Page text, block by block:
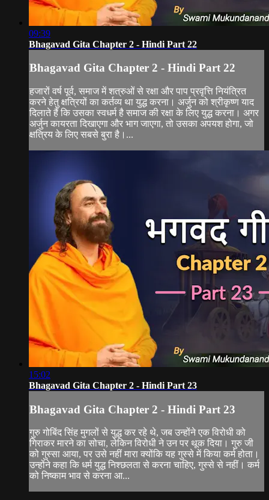
09:39
Bhagavad Gita Chapter 2 - Hindi Part 22
Bhagavad Gita Chapter 2 - Hindi Part 22
हजारों वर्ष पूर्व, समाज में शत्रुओं से रक्षा और पाप प्रवृत्ति नियंत्रित
करने हेतु क्षत्रियों का कर्तव्य था युद्ध करना। अर्जुन को श्रीकृष्ण याद
दिलाते हैं कि उसका स्वधर्म है समाज की रक्षा के लिए युद्ध करना। अगर
अर्जुन कायरता दिखाएगा और भाग जाएगा, तो उसका अपयश होगा, जो
क्षत्रिय के लिए सबसे बुरा है।...
15:02
Bhagavad Gita Chapter 2 - Hindi Part 23
Bhagavad Gita Chapter 2 - Hindi Part 23
गुरु गोबिंद सिंह मुगलों से युद्ध कर रहे थे, जब उन्होंने एक विरोधी को
गिराकर मारने का सोचा, लेकिन विरोधी ने उन पर थूक दिया। गुरु जी
को गुस्सा आया, पर उसे नहीं मारा क्योंकि यह गुस्से में किया कर्म होता।
उन्होंने कहा कि धर्म युद्ध निश्छलता से करना चाहिए, गुस्से से नहीं। कर्म
को निष्काम भाव से करना आ...